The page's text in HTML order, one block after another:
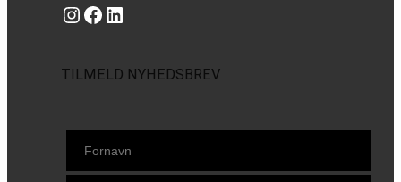
Instagram https://www.facebook.com/danishbeachvolleytour LinkedIn
TILMELD NYHEDSBREV